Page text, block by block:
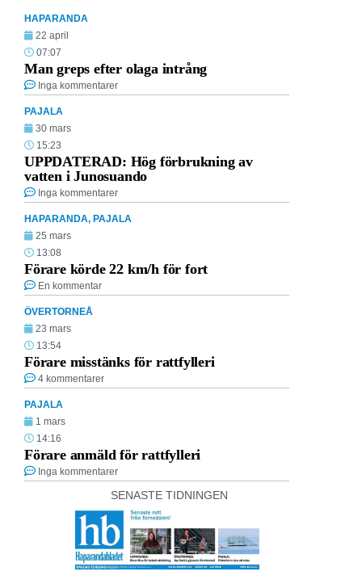
HAPARANDA
22 april
07:07
Man greps efter olaga intrång
Inga kommentarer
PAJALA
30 mars
15:23
UPPDATERAD: Hög förbrukning av
vatten i Junosuando
Inga kommentarer
HAPARANDA, PAJALA
25 mars
13:08
Förare körde 22 km/h för fort
En kommentar
ÖVERTORNEÅ
23 mars
13:54
Förare misstänks för rattfylleri
4 kommentarer
PAJALA
1 mars
14:16
Förare anmäld för rattfylleri
Inga kommentarer
SENASTE TIDNINGEN